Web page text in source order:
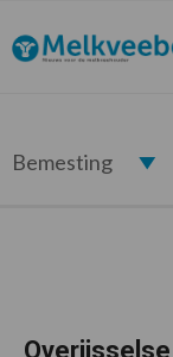
de
hoofdnavigatie
de
hoofd
de
eerste
de
voettekst
Melkveebedrijf.nl
Bemesting